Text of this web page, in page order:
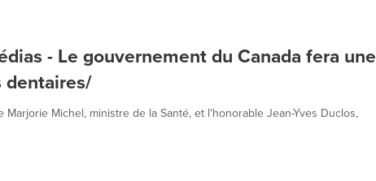
- Le gouvernement du Canada fera une
dentaires/
Marjorie Michel, ministre de la Santé, et l'honorable Jean-Yves Duclos,